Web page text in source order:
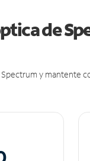
de
y mantente